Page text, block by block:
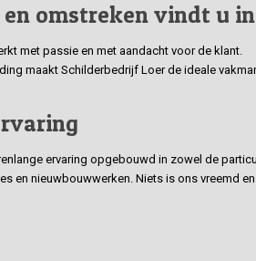
omstreken vindt u
met passie en met aandacht voor de klant.
maakt Schilderbedrijf Loer de ideale
ervaring opgebouwd in zowel de
en nieuwbouwwerken. Niets is ons vreemd